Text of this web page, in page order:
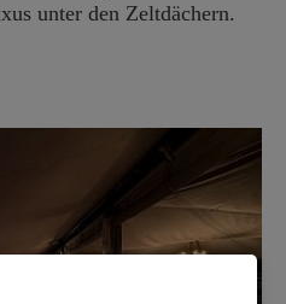
unter den Zeltdächern.